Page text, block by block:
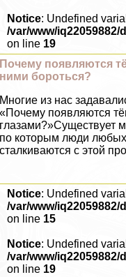
Notice: Undefined
/var/www/
on line 19
Почему появляются
ними бороться?
Многие из нас
«Почему появляются
глазами?»Существует
по которым люди любых
сталкиваются с этой
Notice: Undefined
/var/www/
on line 15
Notice: Undefined
/var/www/
on line 19